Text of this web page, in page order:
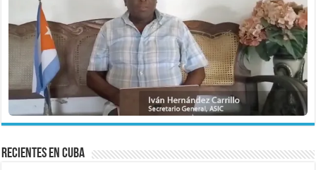
recientes en cuba